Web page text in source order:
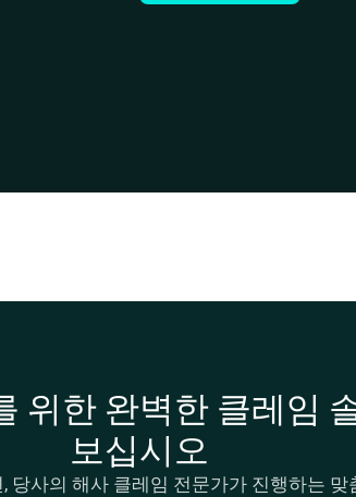
위한 완벽한 클레임
보십시오
당사의 해사 클레임 전문가가 진행하는 맞